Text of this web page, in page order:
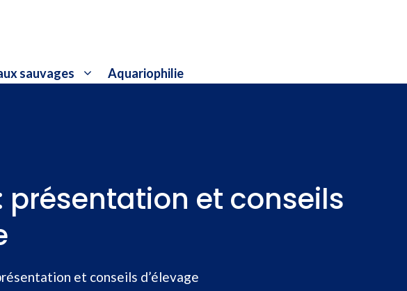
sauvages Aquariophilie
présentation et conseils
et conseils d’élevage